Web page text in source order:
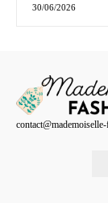
30/06/2026